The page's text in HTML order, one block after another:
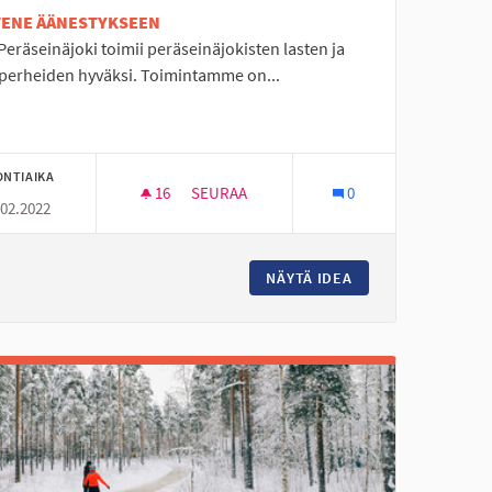
TOIVOLANRANNAN YHTENÄISKOULUN JA ETELÄ-
ÄÄNESTYKSEEN
toimii peräseinäjokisten lasten ja
hyväksi. Toimintamme on...
16 16 SEURAAJAA
SEURAA 0
NÄYTÄ IDEA